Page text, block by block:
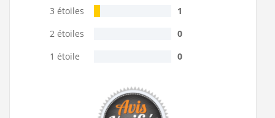
3 étoiles
1
2 étoiles
0
1 étoile
0